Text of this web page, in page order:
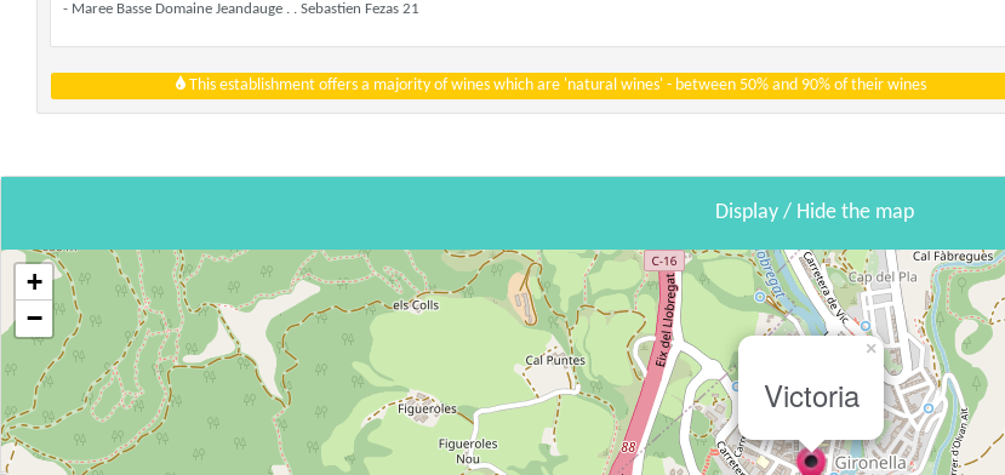
- Maree Basse Domaine Jeandauge . . Sebastien Fezas 21
This establishment offers a majority of wines which are 'natural wines' - between 50% and 90% of their wines
Display / Hide the map
Victoria
×
+
−